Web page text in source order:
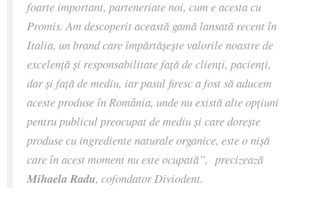
foarte important, parteneriate noi, cum e acesta cu
Promis. Am descoperit această gamă lansată recent în
Italia, un brand care împărtășește valorile noastre de
excelență și responsabilitate față de clienți, pacienți,
dar și față de mediu, iar pasul firesc a fost să aducem
aceste produse în România, unde nu există alte opțiuni
pentru publicul preocupat de mediu și care dorește
produse cu ingrediente naturale organice, este o nișă
care în acest moment nu este ocupată”, precizează
Mihaela Radu, cofondator Diviodent.